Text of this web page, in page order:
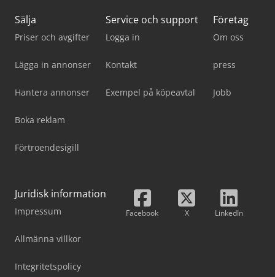
Sälja
Priser och avgifter
Lägga in annonser
Hantera annonser
Boka reklam
Förtroendesigill
Service och support
Logga in
Kontakt
Exempel på köpeavtal
Företag
Om oss
press
Jobb
Juridisk information
Impressum
Allmänna villkor
Integritetspolicy
Facebook X LinkedIn